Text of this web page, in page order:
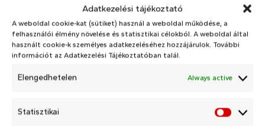
Adatkezelési tájékoztató
A weboldal cookie-kat (sütiket) használ a weboldal működése, a
felhasználói élmény növelése és statisztikai célokból. A weboldal által
használt cookie-k személyes adatkezeléséhez hozzájárulok. További
információt az Adatkezelési Tájékoztatóban talál.
Elengedhetelen Always active
Statisztikai
Nyári bőrápolás
Otthoni bőrápolási rutin
rosacea
Téli bőrápolás